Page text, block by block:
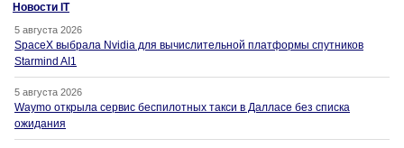
Новости IT
5 августа 2026
SpaceX выбрала Nvidia для вычислительной платформы спутников
Starmind AI1
5 августа 2026
Waymo открыла сервис беспилотных такси в Далласе без списка
ожидания